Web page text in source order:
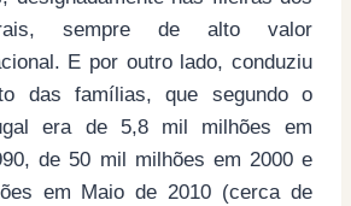
sempre de alto valor
E por outro lado, conduziu
das famílias, que segundo o
era de 5,8 mil milhões em
de 50 mil milhões em 2000 e
em Maio de 2010 (cerca de